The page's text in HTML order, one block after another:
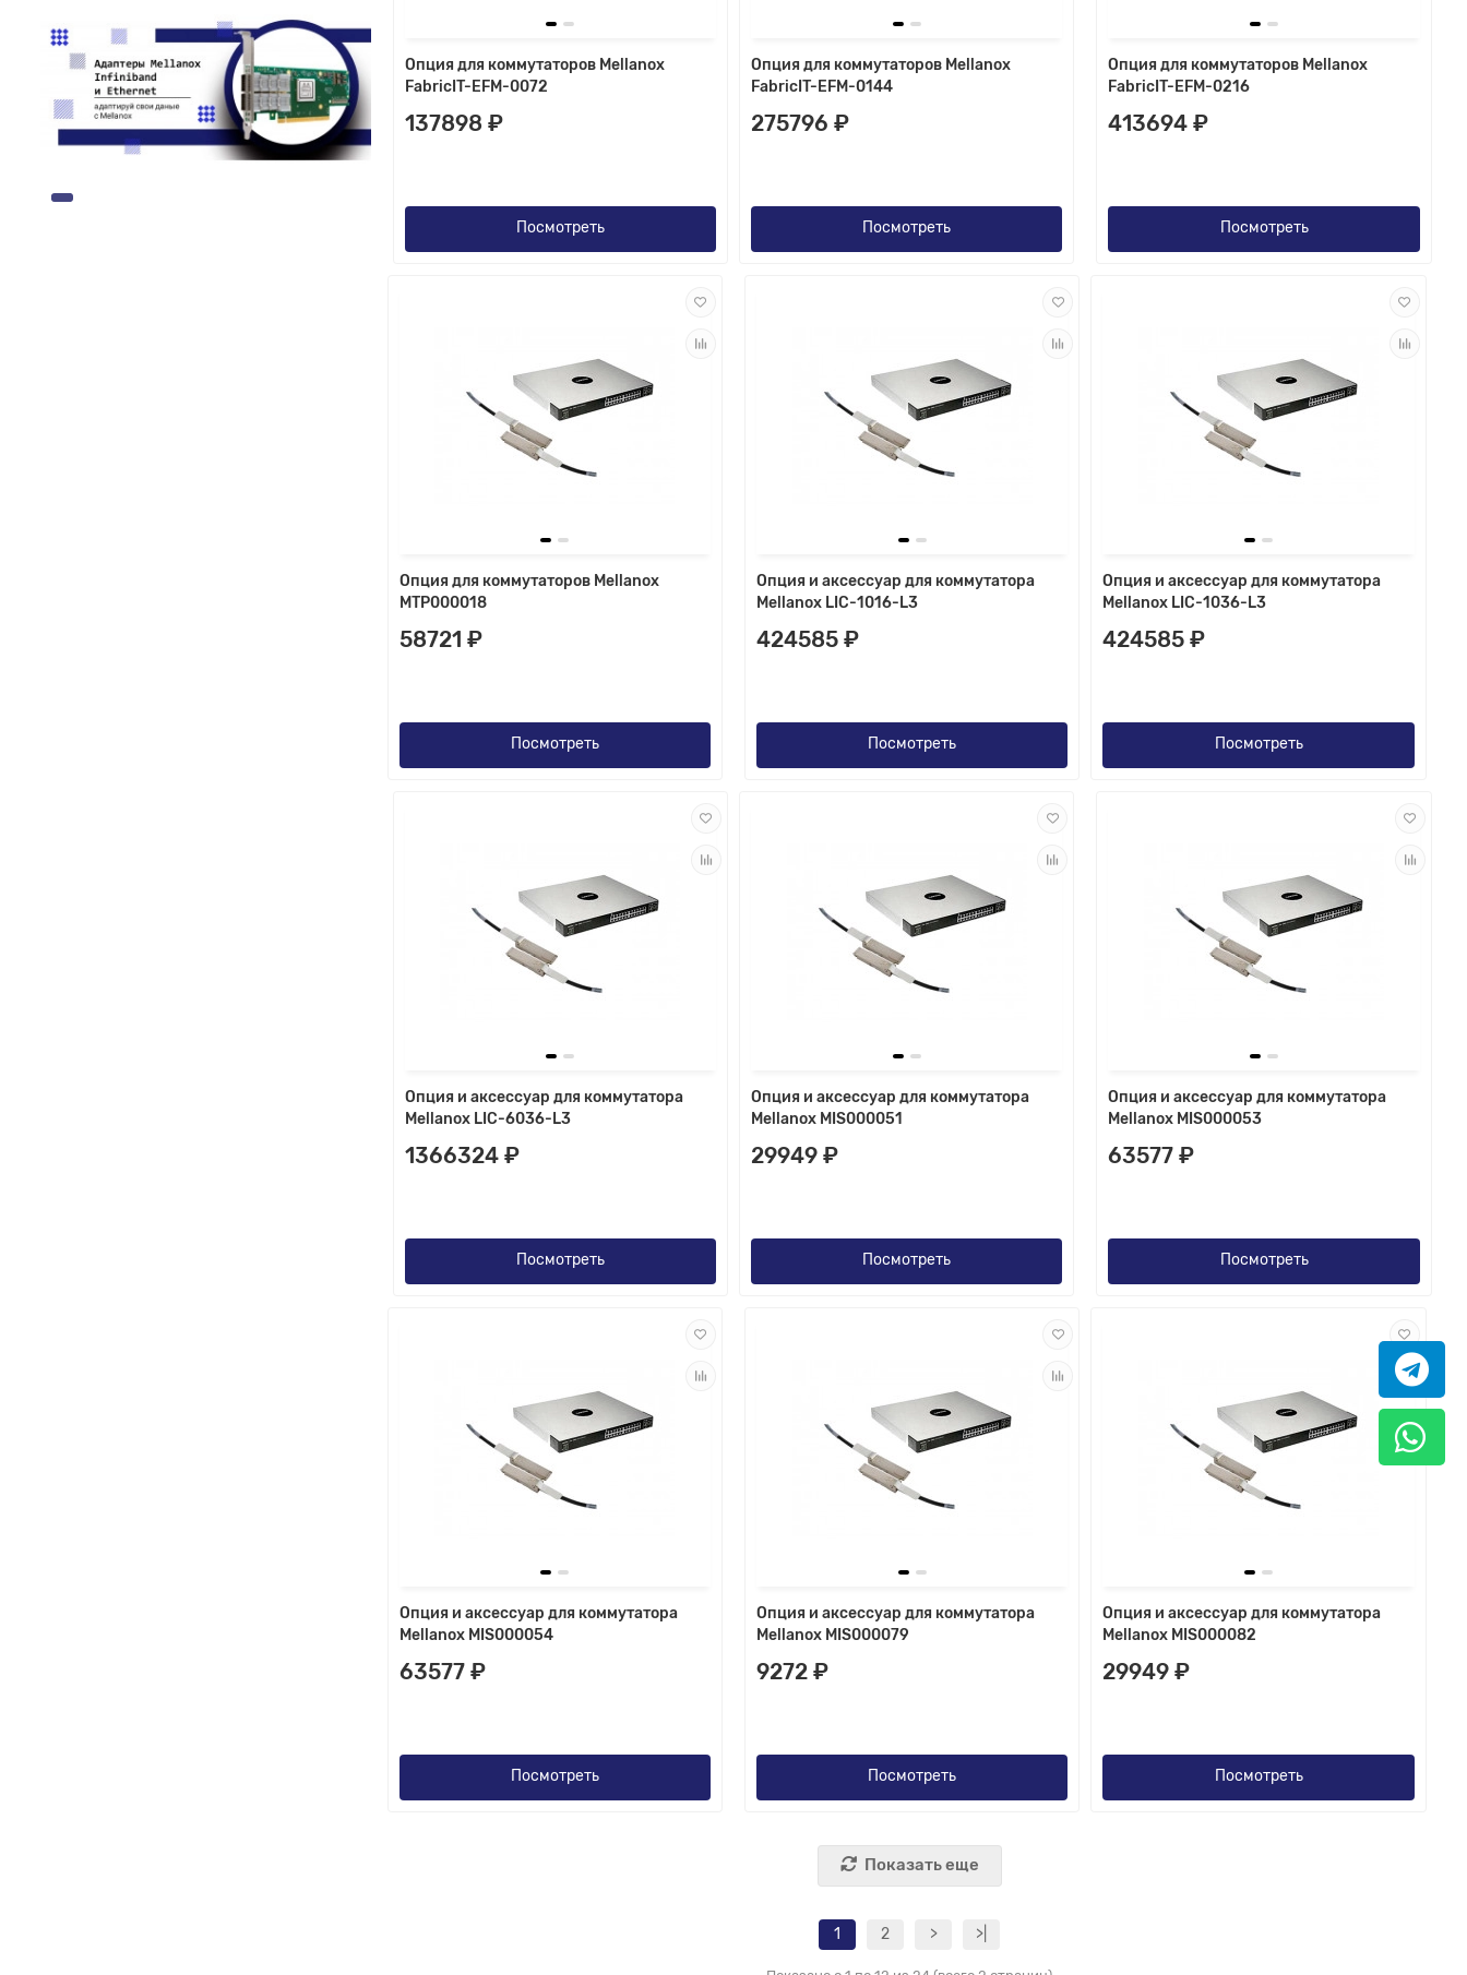
Опция для коммутаторов Mellanox
FabricIT-EFM-0072
137898 ₽
Посмотреть
Опция для коммутаторов Mellanox
FabricIT-EFM-0144
275796 ₽
Посмотреть
Опция для коммутаторов Mellanox
FabricIT-EFM-0216
413694 ₽
Посмотреть
Опция для коммутаторов Mellanox
MTP000018
58721 ₽
Посмотреть
Опция и аксессуар для коммутатора
Mellanox LIC-1016-L3
424585 ₽
Посмотреть
Опция и аксессуар для коммутатора
Mellanox LIC-1036-L3
424585 ₽
Посмотреть
Опция и аксессуар для коммутатора
Mellanox LIC-6036-L3
1366324 ₽
Посмотреть
Опция и аксессуар для коммутатора
Mellanox MIS000051
29949 ₽
Посмотреть
Опция и аксессуар для коммутатора
Mellanox MIS000053
63577 ₽
Посмотреть
Опция и аксессуар для коммутатора
Mellanox MIS000054
63577 ₽
Посмотреть
Опция и аксессуар для коммутатора
Mellanox MIS000079
9272 ₽
Посмотреть
Опция и аксессуар для коммутатора
Mellanox MIS000082
29949 ₽
Посмотреть
Показать еще
1 2 > >|